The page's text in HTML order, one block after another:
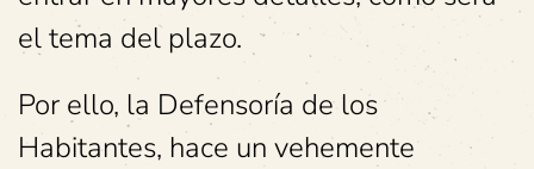
el tema del plazo.
Por ello, la Defensoría de los
Habitantes, hace un vehemente